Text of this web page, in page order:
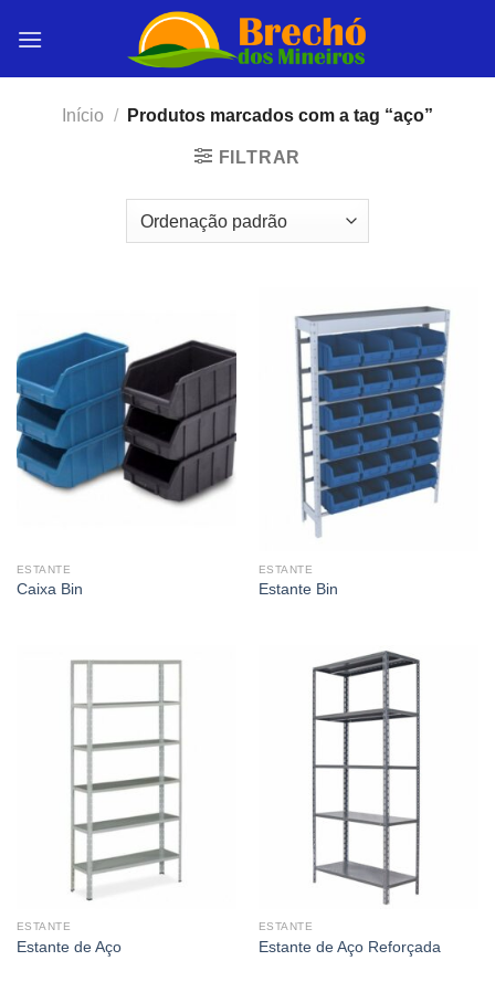
Início / Produtos marcados com a tag “aço”
FILTRAR
ESTANTE
Caixa Bin
ESTANTE
Estante Bin
ESTANTE
Estante de Aço
ESTANTE
Estante de Aço Reforçada